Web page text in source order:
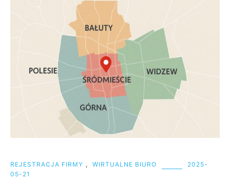
REJESTRACJA FIRMY , WIRTUALNE BIURO
2025-
05-21